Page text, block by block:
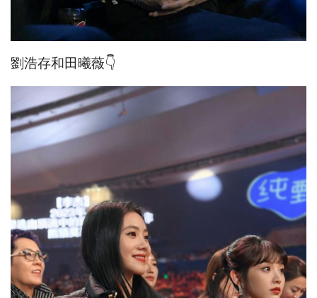
劉浩存和田曦薇👇